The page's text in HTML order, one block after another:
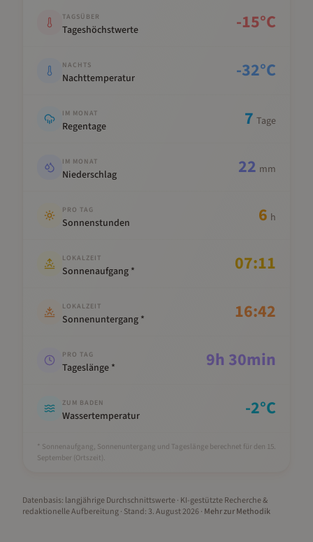
TAGSÜBER
Tageshöchstwerte -15°C
NACHTS
Nachttemperatur -32°C
IM MONAT
Regentage 7 Tage
IM MONAT
Niederschlag 22 mm
PRO TAG
Sonnenstunden 6 h
LOKALZEIT
Sonnenaufgang * 07:11
LOKALZEIT
Sonnenuntergang * 16:42
PRO TAG
Tageslänge * 9h 30min
ZUM BADEN
Wassertemperatur -2°C
* Sonnenaufgang, Sonnenuntergang und Tageslänge berechnet für den 15.
September (Ortszeit).
Datenbasis: langjährige Durchschnittswerte · KI-gestützte Recherche &
redaktionelle Aufbereitung· Stand: 3. August 2026· Mehr zur Methodik